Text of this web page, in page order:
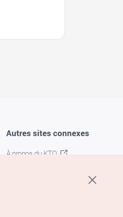
Autres sites connexes
À propos du KTO